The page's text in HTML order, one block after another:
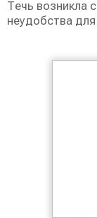
Течь возникла
неудобства